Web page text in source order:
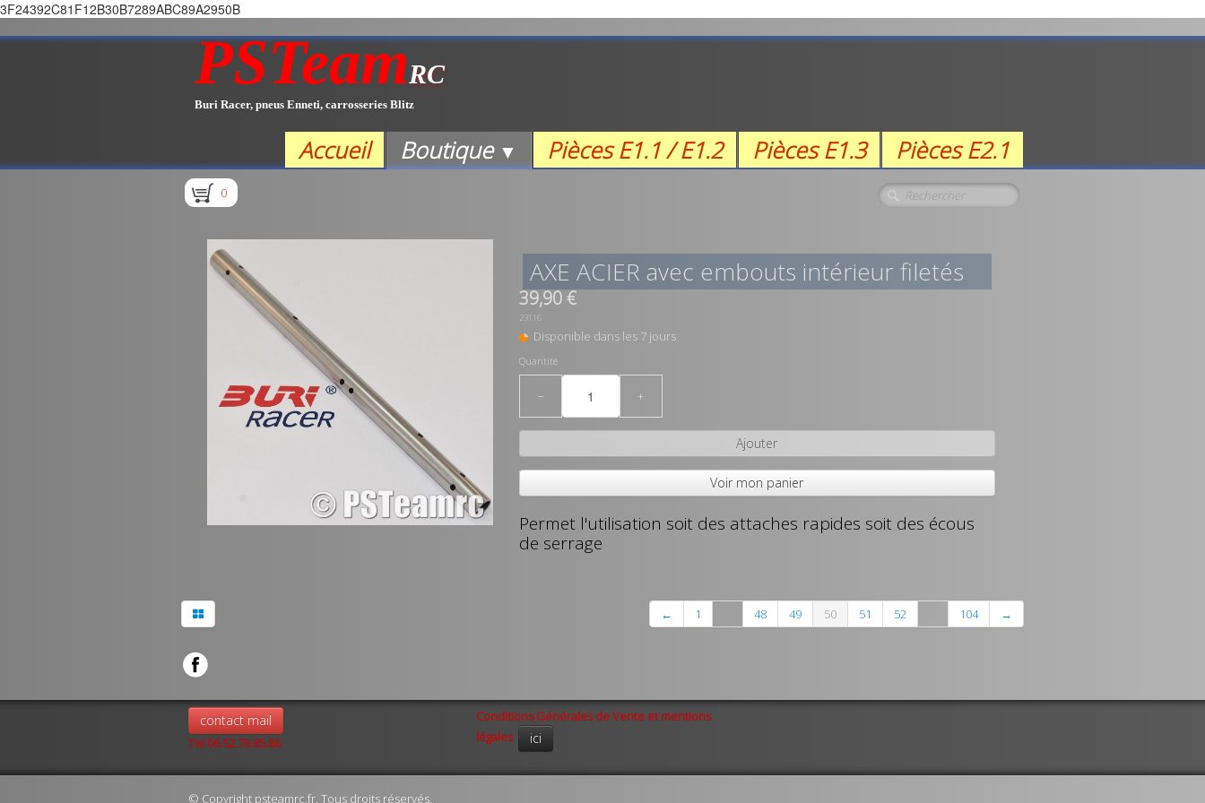
3F24392C81F12B30B7289ABC89A2950B
PSTeamRC
Buri Racer, pneus Enneti, carrosseries Blitz
Accueil Boutique ▼ Pièces E1.1 / E1.2 Pièces E1.3 Pièces E2.1
0
AXE ACIER avec embouts intérieur filetés
39,90 €
23116
Disponible dans les 7 jours
Quantité
− +
Ajouter
Voir mon panier
Permet l'utilisation soit des attaches rapides soit des écous
de serrage
← 1 48 49 50 51 52 104 →
contact mail
Tel 06.52.76.85.86
Conditions Générales de Vente et mentions
légales
ici
© Copyright psteamrc.fr. Tous droits réservés.